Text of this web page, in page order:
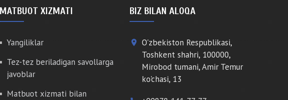
MATBUOT XIZMATI
Yangiliklar
Tez-tez beriladigan savollarga
javoblar
Matbuot xizmati bilan
BIZ BILAN ALOQA
place O'zbekiston Respublikasi,
Toshkent shahri, 100000,
Mirobod tumani, Amir Temur
ko'chasi, 13